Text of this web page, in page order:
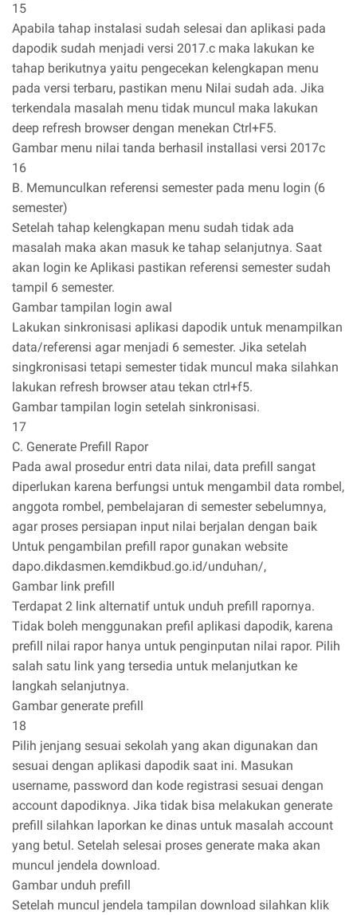
15
Apabila tahap instalasi sudah selesai dan aplikasi pada
dapodik sudah menjadi versi 2017.c maka lakukan ke
tahap berikutnya yaitu pengecekan kelengkapan menu
pada versi terbaru, pastikan menu Nilai sudah ada. Jika
terkendala masalah menu tidak muncul maka lakukan
deep refresh browser dengan menekan Ctrl+F5.
Gambar menu nilai tanda berhasil installasi versi 2017c
16
B. Memunculkan referensi semester pada menu login (6
semester)
Setelah tahap kelengkapan menu sudah tidak ada
masalah maka akan masuk ke tahap selanjutnya. Saat
akan login ke Aplikasi pastikan referensi semester sudah
tampil 6 semester.
Gambar tampilan login awal
Lakukan sinkronisasi aplikasi dapodik untuk menampilkan
data/referensi agar menjadi 6 semester. Jika setelah
singkronisasi tetapi semester tidak muncul maka silahkan
lakukan refresh browser atau tekan ctrl+f5.
Gambar tampilan login setelah sinkronisasi.
17
C. Generate Prefill Rapor
Pada awal prosedur entri data nilai, data prefill sangat
diperlukan karena berfungsi untuk mengambil data rombel,
anggota rombel, pembelajaran di semester sebelumnya,
agar proses persiapan input nilai berjalan dengan baik
Untuk pengambilan prefill rapor gunakan website
dapo.dikdasmen.kemdikbud.go.id/unduhan/,
Gambar link prefill
Terdapat 2 link alternatif untuk unduh prefill rapornya.
Tidak boleh menggunakan prefil aplikasi dapodik, karena
prefill nilai rapor hanya untuk penginputan nilai rapor. Pilih
salah satu link yang tersedia untuk melanjutkan ke
langkah selanjutnya.
Gambar generate prefill
18
Pilih jenjang sesuai sekolah yang akan digunakan dan
sesuai dengan aplikasi dapodik saat ini. Masukan
username, password dan kode registrasi sesuai dengan
account dapodiknya. Jika tidak bisa melakukan generate
prefill silahkan laporkan ke dinas untuk masalah account
yang betul. Setelah selesai proses generate maka akan
muncul jendela download.
Gambar unduh prefill
Setelah muncul jendela tampilan download silahkan klik